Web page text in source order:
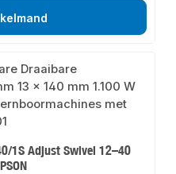
1S Adjust Swivel 12–40